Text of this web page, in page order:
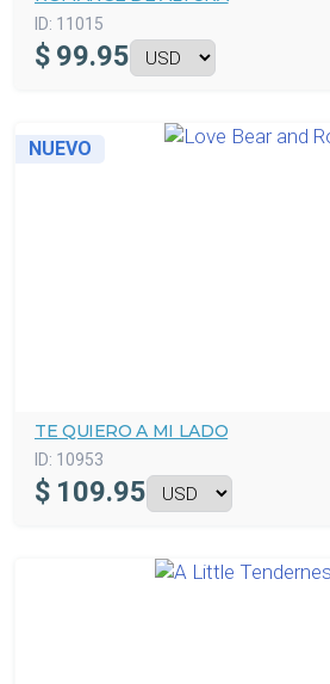
ID: 11015
$ 99.95
NUEVO
TE QUIERO A MI LADO
ID: 10953
$ 109.95